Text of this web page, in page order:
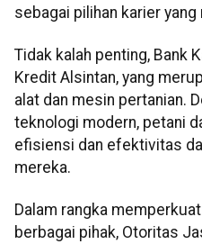
sebagai pilihan karier yang
Tidak kalah penting, Bank
Kredit Alsintan, yang
alat dan mesin pertanian.
teknologi modern, petani
efisiensi dan efektivitas
mereka.
Dalam rangka
berbagai pihak, Otoritas